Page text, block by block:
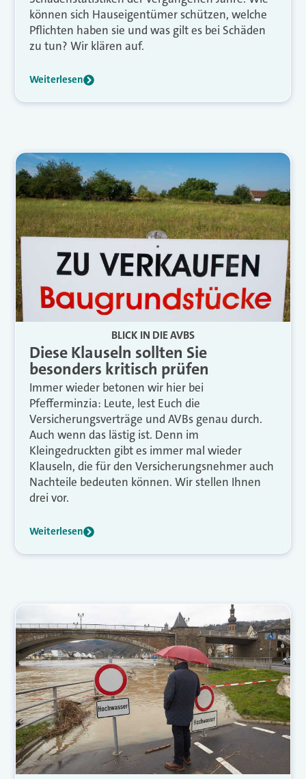
können sich Hauseigentümer schützen, welche
Pflichten haben sie und was gilt es bei Schäden
zu tun? Wir klären auf.
Weiterlesen
BLICK IN DIE AVBS
Diese Klauseln sollten Sie
besonders kritisch prüfen
Immer wieder betonen wir hier bei
Pfefferminzia: Leute, lest Euch die
Versicherungsverträge und AVBs genau durch.
Auch wenn das lästig ist. Denn im
Kleingedruckten gibt es immer mal wieder
Klauseln, die für den Versicherungsnehmer auch
Nachteile bedeuten können. Wir stellen Ihnen
drei vor.
Weiterlesen